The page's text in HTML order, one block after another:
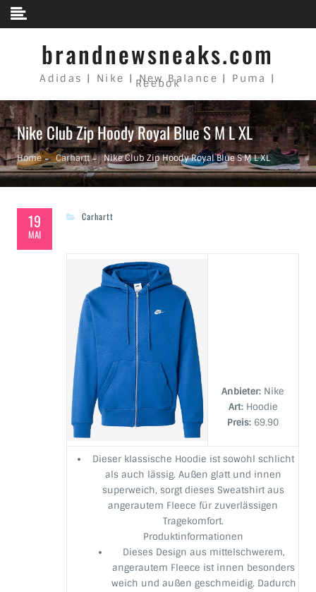
Skip to content
brandnewsneaks.com
Adidas | Nike | New Balance | Puma |
Reebok
Nike Club Zip Hoody Royal Blue S M L XL
Home Carhartt Nike Club Zip Hoody Royal Blue S M L XL
19
MAI
Carhartt
Anbieter: Nike
Art: Hoodie
Preis: 69.90
Dieser klassische Hoodie ist sowohl schlicht
als auch lässig. Außen glatt und innen
superweich, sorgt dieses Sweatshirt aus
angerautem Fleece für zuverlässigen
Tragekomfort.
Produktinformationen
Dieses Design aus mittelschwerem,
angerautem Fleece ist innen besonders
weich und außen geschmeidig. Dadurch